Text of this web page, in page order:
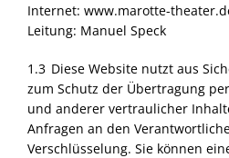
Internet: www.marotte-
Leitung: Manuel Speck
1.3 Diese Website nutzt aus
zum Schutz der Übertragung
und anderer vertraulicher
Anfragen an den
Verschlüsselung. Sie können